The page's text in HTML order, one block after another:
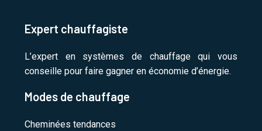
Expert chauffagiste
L’expert en systèmes de chauffage qui vous
conseille pour faire gagner en économie d’énergie.
Modes de chauffage
Cheminées tendances